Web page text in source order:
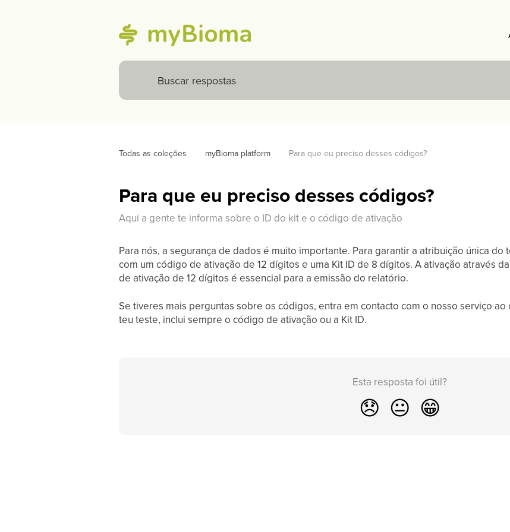
Todas as coleções myBioma platform Para que eu preciso desses códigos?
Para que eu preciso desses códigos?
Aqui a gente te informa sobre o ID do kit e o código de ativação
Para nós, a segurança de dados é muito importante. Para garantir a atribuição única do
com um código de ativação de 12 dígitos e uma Kit ID de 8 dígitos. A ativação através
de ativação de 12 dígitos é essencial para a emissão do relatório.
Se tiveres mais perguntas sobre os códigos, entra em contacto com o nosso serviço
teu teste, inclui sempre o código de ativação ou a Kit ID.
Esta resposta foi útil?
😞 😐 😁